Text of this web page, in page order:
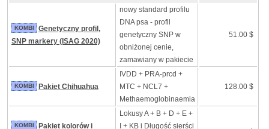
KOMBI
Genetyczny profil,
SNP markery (ISAG 2020)
nowy standard profilu
DNA psa - profil
genetyczny SNP w
obniżonej cenie,
zamawiany w pakiecie
51.00 $
KOMBI Pakiet Chihuahua
IVDD + PRA-prcd +
MTC + NCL7 +
Methaemoglobinaemia
128.00 $
KOMBI
Pakiet kolorów i
Lokusy A + B + D + E +
I + KB i Długość sierści